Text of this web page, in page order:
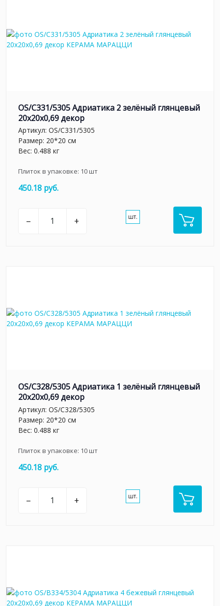
OS/C331/5305 Адриатика 2 зелёный глянцевый
20x20x0,69 декор
Артикул: OS/C331/5305
Размер: 20*20 см
Вес: 0.488 кг
Плиток в упаковке: 10шт
450.18 руб.
– + шт.
OS/C328/5305 Адриатика 1 зелёный глянцевый
20x20x0,69 декор
Артикул: OS/C328/5305
Размер: 20*20 см
Вес: 0.488 кг
Плиток в упаковке: 10шт
450.18 руб.
– + шт.